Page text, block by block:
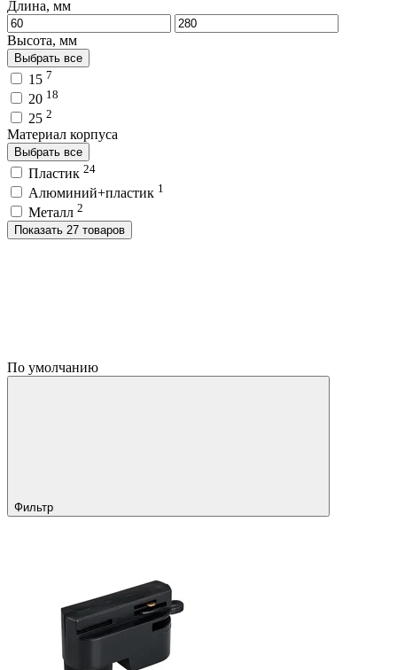
Длина, мм
Высота, мм
Выбрать все
15 7
20 18
25 2
Материал корпуса
Выбрать все
Пластик 24
Алюминий+пластик 1
Металл 2
Показать 27 товаров
По умолчанию
Фильтр